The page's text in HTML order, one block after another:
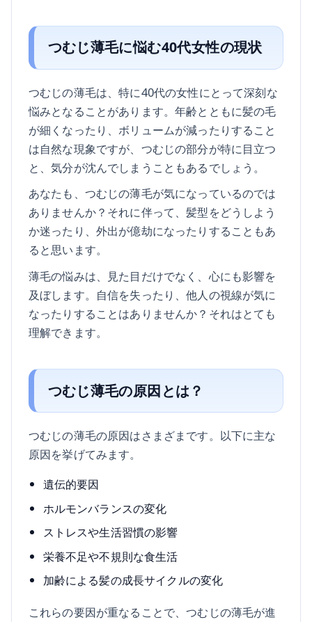
つむじ薄毛に悩む40代女性の現状
つむじの薄毛は、特に40代の女性にとって深刻な
悩みとなることがあります。年齢とともに髪の毛
が細くなったり、ボリュームが減ったりすること
は自然な現象ですが、つむじの部分が特に目立つ
と、気分が沈んでしまうこともあるでしょう。
あなたも、つむじの薄毛が気になっているのでは
ありませんか？それに伴って、髪型をどうしよう
か迷ったり、外出が億劫になったりすることもあ
ると思います。
薄毛の悩みは、見た目だけでなく、心にも影響を
及ぼします。自信を失ったり、他人の視線が気に
なったりすることはありませんか？それはとても
理解できます。
つむじ薄毛の原因とは？
つむじの薄毛の原因はさまざまです。以下に主な
原因を挙げてみます。
遺伝的要因
ホルモンバランスの変化
ストレスや生活習慣の影響
栄養不足や不規則な食生活
加齢による髪の成長サイクルの変化
これらの要因が重なることで、つむじの薄毛が進